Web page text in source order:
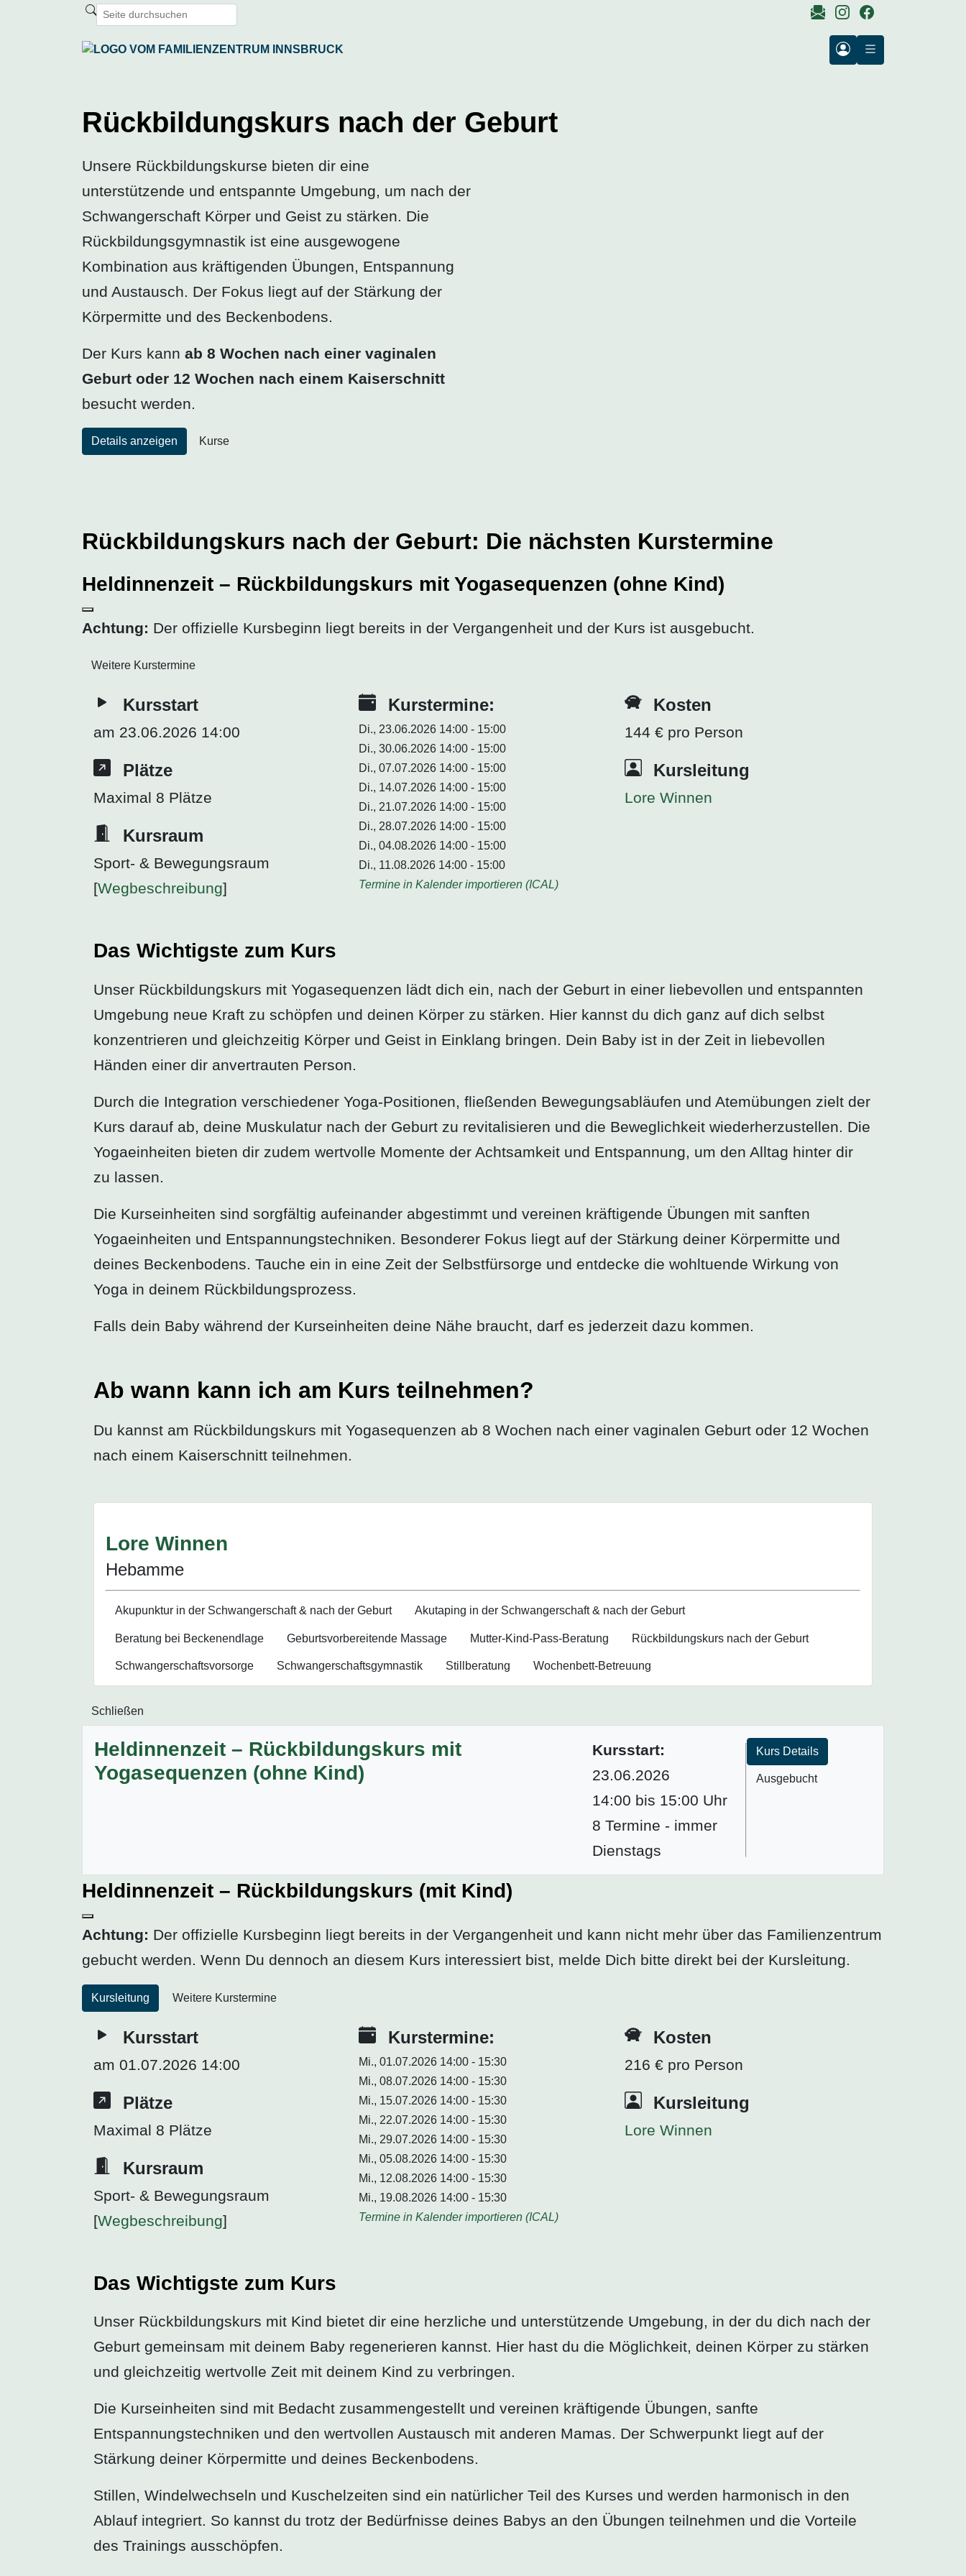
Rückbildungskurs nach der Geburt
Unsere Rückbildungskurse bieten dir eine
unterstützende und entspannte Umgebung, um nach der
Schwangerschaft Körper und Geist zu stärken. Die
Rückbildungsgymnastik ist eine ausgewogene
Kombination aus kräftigenden Übungen, Entspannung
und Austausch. Der Fokus liegt auf der Stärkung der
Körpermitte und des Beckenbodens.
Der Kurs kann ab 8 Wochen nach einer vaginalen
Geburt oder 12 Wochen nach einem Kaiserschnitt
besucht werden.
Details anzeigen Kurse
Rückbildungskurs nach der Geburt: Die nächsten Kurstermine
Heldinnenzeit – Rückbildungskurs mit Yogasequenzen (ohne Kind)
Achtung: Der offizielle Kursbeginn liegt bereits in der Vergangenheit und der Kurs ist ausgebucht.
Weitere Kurstermine
Kursstart
am 23.06.2026 14:00
Plätze
Maximal 8 Plätze
Kursraum
Sport- & Bewegungsraum
[Wegbeschreibung]
Kurstermine:
Di., 23.06.2026 14:00 - 15:00
Di., 30.06.2026 14:00 - 15:00
Di., 07.07.2026 14:00 - 15:00
Di., 14.07.2026 14:00 - 15:00
Di., 21.07.2026 14:00 - 15:00
Di., 28.07.2026 14:00 - 15:00
Di., 04.08.2026 14:00 - 15:00
Di., 11.08.2026 14:00 - 15:00
Termine in Kalender importieren (ICAL)
Kosten
144 € pro Person
Kursleitung
Lore Winnen
Das Wichtigste zum Kurs
Unser Rückbildungskurs mit Yogasequenzen lädt dich ein, nach der Geburt in einer liebevollen und entspannten
Umgebung neue Kraft zu schöpfen und deinen Körper zu stärken. Hier kannst du dich ganz auf dich selbst
konzentrieren und gleichzeitig Körper und Geist in Einklang bringen. Dein Baby ist in der Zeit in liebevollen
Händen einer dir anvertrauten Person.
Durch die Integration verschiedener Yoga-Positionen, fließenden Bewegungsabläufen und Atemübungen zielt der
Kurs darauf ab, deine Muskulatur nach der Geburt zu revitalisieren und die Beweglichkeit wiederherzustellen. Die
Yogaeinheiten bieten dir zudem wertvolle Momente der Achtsamkeit und Entspannung, um den Alltag hinter dir
zu lassen.
Die Kurseinheiten sind sorgfältig aufeinander abgestimmt und vereinen kräftigende Übungen mit sanften
Yogaeinheiten und Entspannungstechniken. Besonderer Fokus liegt auf der Stärkung deiner Körpermitte und
deines Beckenbodens. Tauche ein in eine Zeit der Selbstfürsorge und entdecke die wohltuende Wirkung von
Yoga in deinem Rückbildungsprozess.
Falls dein Baby während der Kurseinheiten deine Nähe braucht, darf es jederzeit dazu kommen.
Ab wann kann ich am Kurs teilnehmen?
Du kannst am Rückbildungskurs mit Yogasequenzen ab 8 Wochen nach einer vaginalen Geburt oder 12 Wochen
nach einem Kaiserschnitt teilnehmen.
Lore Winnen
Hebamme
Akupunktur in der Schwangerschaft & nach der Geburt Akutaping in der Schwangerschaft & nach der Geburt
Beratung bei Beckenendlage Geburts­vorbereitende Massage Mutter-Kind-Pass-Beratung Rückbildungskurs nach der Geburt
Schwangerschafts­vorsorge Schwangerschafts­gymnastik Stillberatung Wochenbett-Betreuung
Schließen
Heldinnenzeit – Rückbildungskurs mit
Yogasequenzen (ohne Kind)
Kursstart:
23.06.2026
14:00 bis 15:00 Uhr
8 Termine - immer
Dienstags
Kurs Details
Ausgebucht
Heldinnenzeit – Rückbildungskurs (mit Kind)
Achtung: Der offizielle Kursbeginn liegt bereits in der Vergangenheit und kann nicht mehr über das Familienzentrum
gebucht werden. Wenn Du dennoch an diesem Kurs interessiert bist, melde Dich bitte direkt bei der Kursleitung.
Kursleitung Weitere Kurstermine
Kursstart
am 01.07.2026 14:00
Plätze
Maximal 8 Plätze
Kursraum
Sport- & Bewegungsraum
[Wegbeschreibung]
Kurstermine:
Mi., 01.07.2026 14:00 - 15:30
Mi., 08.07.2026 14:00 - 15:30
Mi., 15.07.2026 14:00 - 15:30
Mi., 22.07.2026 14:00 - 15:30
Mi., 29.07.2026 14:00 - 15:30
Mi., 05.08.2026 14:00 - 15:30
Mi., 12.08.2026 14:00 - 15:30
Mi., 19.08.2026 14:00 - 15:30
Termine in Kalender importieren (ICAL)
Kosten
216 € pro Person
Kursleitung
Lore Winnen
Das Wichtigste zum Kurs
Unser Rückbildungskurs mit Kind bietet dir eine herzliche und unterstützende Umgebung, in der du dich nach der
Geburt gemeinsam mit deinem Baby regenerieren kannst. Hier hast du die Möglichkeit, deinen Körper zu stärken
und gleichzeitig wertvolle Zeit mit deinem Kind zu verbringen.
Die Kurseinheiten sind mit Bedacht zusammengestellt und vereinen kräftigende Übungen, sanfte
Entspannungstechniken und den wertvollen Austausch mit anderen Mamas. Der Schwerpunkt liegt auf der
Stärkung deiner Körpermitte und deines Beckenbodens.
Stillen, Windelwechseln und Kuschelzeiten sind ein natürlicher Teil des Kurses und werden harmonisch in den
Ablauf integriert. So kannst du trotz der Bedürfnisse deines Babys an den Übungen teilnehmen und die Vorteile
des Trainings ausschöpfen.